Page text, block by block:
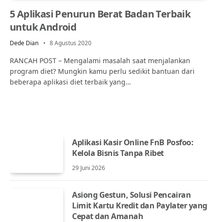
5 Aplikasi Penurun Berat Badan Terbaik
untuk Android
Dede Dian 8 Agustus 2020
RANCAH POST – Mengalami masalah saat menjalankan
program diet? Mungkin kamu perlu sedikit bantuan dari
beberapa aplikasi diet terbaik yang…
Aplikasi Kasir Online FnB Posfoo:
Kelola Bisnis Tanpa Ribet
29 Juni 2026
Asiong Gestun, Solusi Pencairan
Limit Kartu Kredit dan Paylater yang
Cepat dan Amanah